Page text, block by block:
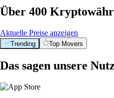
Über 400
Aktuelle Preise anzeigen
Trending Top Movers
Das sagen unsere